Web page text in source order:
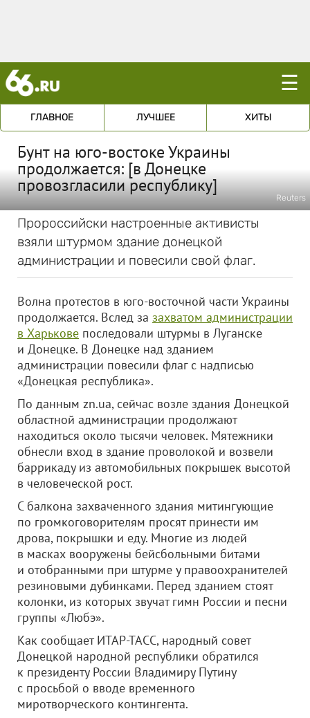
☰
ГЛАВНОЕ ЛУЧШЕЕ ХИТЫ
Бунт на юго-востоке Украины
продолжается: [в Донецке
провозгласили республику]
Reuters
Пророссийски настроенные активисты
взяли штурмом здание донецкой
администрации и повесили свой флаг.
Волна протестов в юго-восточной части Украины
продолжается. Вслед за захватом администрации
в Харькове последовали штурмы в Луганске
и Донецке. В Донецке над зданием
администрации повесили флаг с надписью
«Донецкая республика».
По данным zn.ua, сейчас возле здания Донецкой
областной администрации продолжают
находиться около тысячи человек. Мятежники
обнесли вход в здание проволокой и возвели
баррикаду из автомобильных покрышек высотой
в человеческой рост.
С балкона захваченного здания митингующие
по громкоговорителям просят принести им
дрова, покрышки и еду. Многие из людей
в масках вооружены бейсбольными битами
и отобранными при штурме у правоохранителей
резиновыми дубинками. Перед зданием стоят
колонки, из которых звучат гимн России и песни
группы «Любэ».
Как сообщает ИТАР-ТАСС, народный совет
Донецкой народной республики обратился
к президенту России Владимиру Путину
с просьбой о вводе временного
миротворческого контингента.